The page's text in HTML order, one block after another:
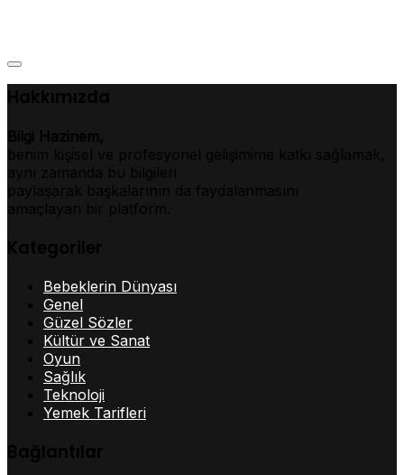
Bebeklerin Dünyası
Genel
Güzel Sözler
Kültür ve Sanat
Oyun
Sağlık
Teknoloji
Yemek Tarifleri